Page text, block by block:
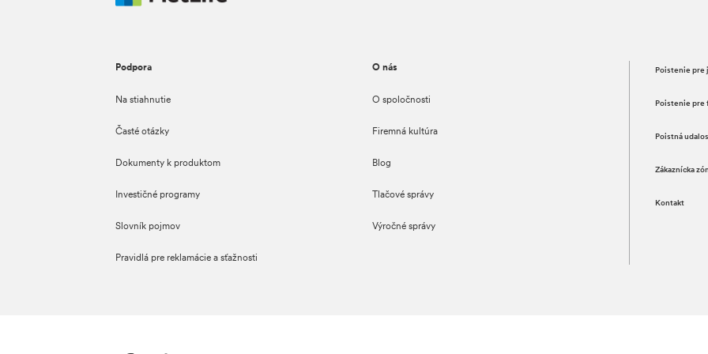
Podpora
Na stiahnutie
Časté otázky
Dokumenty k produktom
Investičné programy
Slovník pojmov
Pravidlá pre reklamácie a sťažnosti
O nás
O spoločnosti
Firemná kultúra
Blog
Tlačové správy
Výročné správy
Poistenie pre
Poistenie pre
Poistná
Zákaznícka
Kontakt